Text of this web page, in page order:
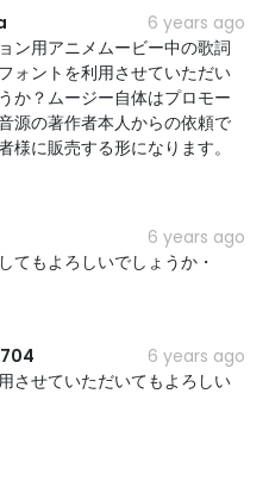
6 years ago
ン用アニメムービー中の歌詞
ォントを利用させていただい
か？ムージー自体はプロモー
源の著作者本人からの依頼で
様に販売する形になります。
6 years ago
てもよろしいでしょうか・
6 years ago
させていただいてもよろしい